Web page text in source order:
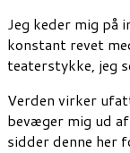
Jeg keder mig på
konstant revet
teaterstykke, jeg
Verden virker
bevæger mig ud
sidder denne her